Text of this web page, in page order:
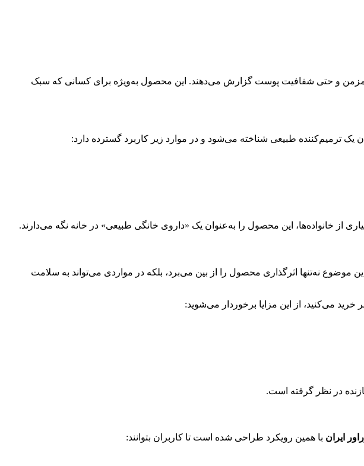
مزمن و حتی شفافیت پوست گزارش می‌دهند. این محصول به‌ویژه برای کسانی که سبک
یک ترمیم‌کننده طبیعی شناخته می‌شود و در موارد زیر کاربرد گسترده دارد:
خانواده‌ها، این محصول را به‌عنوان یک «داروی خانگی طبیعی» در خانه نگه می‌دارند.
موضوع نه‌تنها اثرگذاری محصول را از بین می‌برد، بلکه در مواردی می‌تواند به سلامت
خرید می‌کنید، از این مزایا برخوردار می‌شوید:
در نظر گرفته است.
ایران با همین رویکرد طراحی شده است تا کاربران بتوانند: